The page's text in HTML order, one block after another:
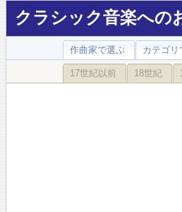
クラシック音楽への
作曲家で選ぶ カテゴリ
17世紀以前 18世紀